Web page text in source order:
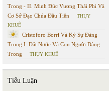
Trong - II. Minh Đức Vương Thái Phi Và
Cơ Sở Đạo Chúa Đầu Tiên
THỤY
KHUÊ
Cristoforo Borri Và Ký Sự Đàng
Trong I. Đất Nước Và Con Người Đàng
Trong
THỤY KHUÊ
Tiểu Luận